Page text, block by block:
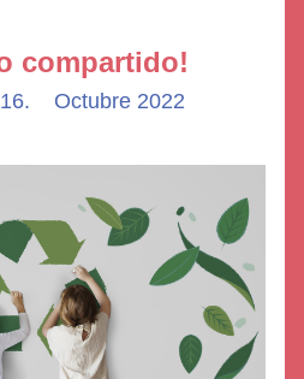
compartido!
Octubre 2022